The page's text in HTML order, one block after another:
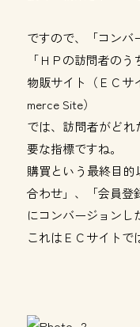
ですので、「コンバ
「ＨＰの訪問者の
物販サイト（ＥＣサ
merce Site）
では、訪問者がど
要な指標ですね。
購買という最終目
合わせ」、「会員登
にコンバージョンし
これはＥＣサイトで